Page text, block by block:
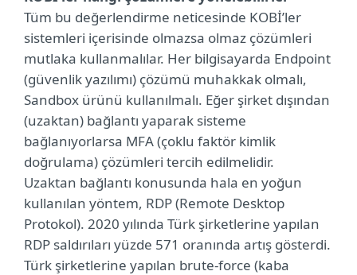
Tüm bu değerlendirme neticesinde KOBİ’ler
sistemleri içerisinde olmazsa olmaz çözümleri
mutlaka kullanmalılar. Her bilgisayarda Endpoint
(güvenlik yazılımı) çözümü muhakkak olmalı,
Sandbox ürünü kullanılmalı. Eğer şirket dışından
(uzaktan) bağlantı yaparak sisteme
bağlanıyorlarsa MFA (çoklu faktör kimlik
doğrulama) çözümleri tercih edilmelidir.
Uzaktan bağlantı konusunda hala en yoğun
kullanılan yöntem, RDP (Remote Desktop
Protokol). 2020 yılında Türk şirketlerine yapılan
RDP saldırıları yüzde 571 oranında artış gösterdi.
Türk şirketlerine yapılan brute-force (kaba